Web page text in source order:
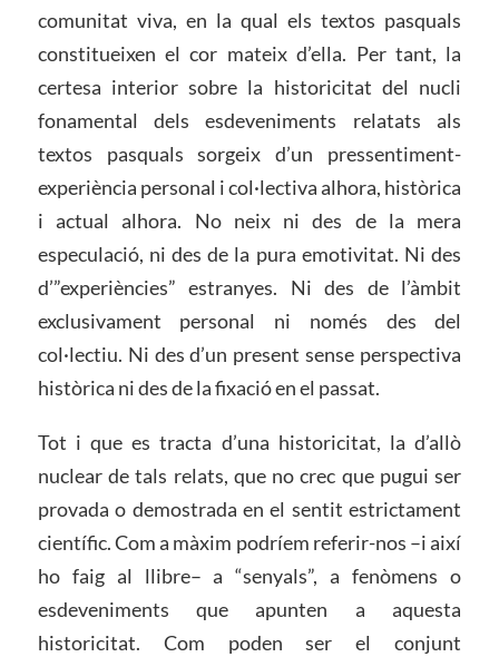
comunitat viva, en la qual els textos pasquals
constitueixen el cor mateix d’ella. Per tant, la
certesa interior sobre la historicitat del nucli
fonamental dels esdeveniments relatats als
textos pasquals sorgeix d’un pressentiment-
experiència personal i col·lectiva alhora, històrica
i actual alhora. No neix ni des de la mera
especulació, ni des de la pura emotivitat. Ni des
d’”experiències” estranyes. Ni des de l’àmbit
exclusivament personal ni només des del
col·lectiu. Ni des d’un present sense perspectiva
històrica ni des de la fixació en el passat.
Tot i que es tracta d’una historicitat, la d’allò
nuclear de tals relats, que no crec que pugui ser
provada o demostrada en el sentit estrictament
científic. Com a màxim podríem referir-nos –i així
ho faig al llibre– a “senyals”, a fenòmens o
esdeveniments que apunten a aquesta
historicitat. Com poden ser el conjunt